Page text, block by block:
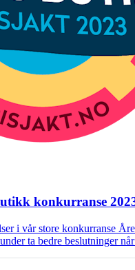
konkurranse
i vår store konkurranse
ta bedre beslutninger